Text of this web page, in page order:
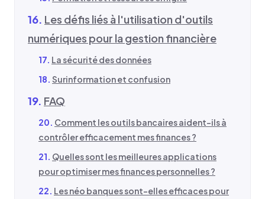
Les défis liés à l'utilisation d'outils
numériques pour la gestion financière
La sécurité des données
Surinformation et confusion
FAQ
Comment les outils bancaires aident-ils à
contrôler efficacement mes finances ?
Quelles sont les meilleures applications
pour optimiser mes finances personnelles ?
Les néo banques sont-elles efficaces pour